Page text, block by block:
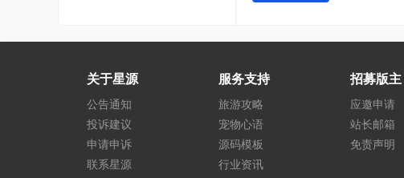
关于星源
公告通知
投诉建议
申请申诉
联系星源
服务支持
旅游攻略
宠物心语
源码模板
行业资讯
招募版主
应邀申请
站长邮箱
免责声明